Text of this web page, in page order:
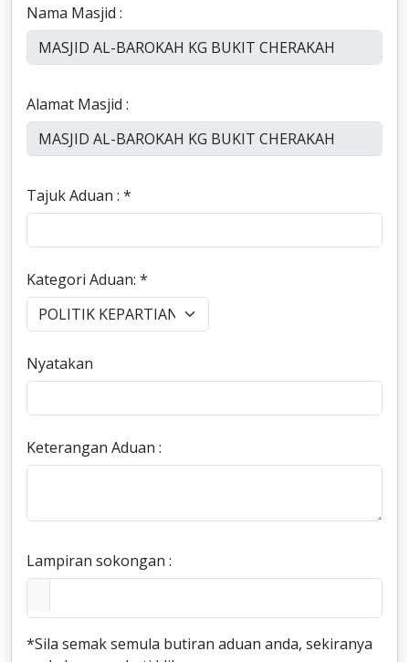
Nama Masjid :
Alamat Masjid :
Tajuk Aduan : *
Kategori Aduan: *
Nyatakan
Keterangan Aduan :
Lampiran sokongan :
*Sila semak semula butiran aduan anda, sekiranya